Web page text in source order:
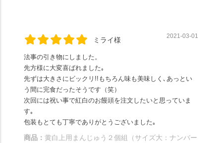
ミライ様 2021-03-01
法事の引き物にしました。
先方様に大変喜ばれました｡
先ずは大きさにビックリ!!もちろん味も美味しく､あっとい
う間に完食だったそうです（笑）
次回には祝い事で紅白のお饅頭を注文したいと思っていま
す｡
包装もとても丁寧でありがとうございました｡
商品： 黄白上用まんじゅう２個組（サイズ大：ナンバー